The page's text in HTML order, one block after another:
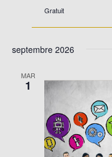
Gratuit
septembre 2026
MAR
1